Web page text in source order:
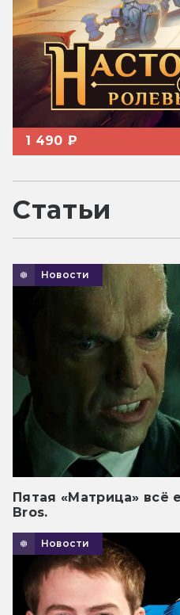
1 490 ₽
Статьи
Новости
Пятая «Матрица» всё
Bros.
Новости